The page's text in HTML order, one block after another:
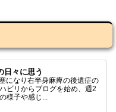
日々に思う
になり右半身麻痺の後遺症の
ビリからブログを始め、週2
様子や感じ...